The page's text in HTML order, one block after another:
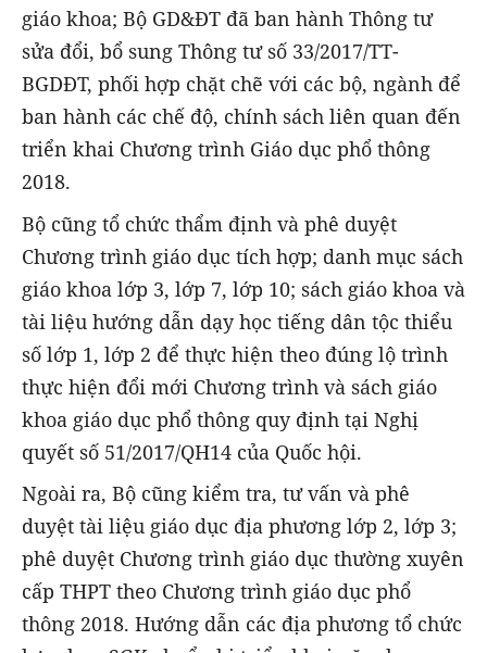
giáo khoa; Bộ GD&ĐT đã ban hành Thông tư
sửa đổi, bổ sung Thông tư số 33/2017/TT-
BGDĐT, phối hợp chặt chẽ với các bộ, ngành để
ban hành các chế độ, chính sách liên quan đến
triển khai Chương trình Giáo dục phổ thông
2018.
Bộ cũng tổ chức thẩm định và phê duyệt
Chương trình giáo dục tích hợp; danh mục sách
giáo khoa lớp 3, lớp 7, lớp 10; sách giáo khoa và
tài liệu hướng dẫn dạy học tiếng dân tộc thiểu
số lớp 1, lớp 2 để thực hiện theo đúng lộ trình
thực hiện đổi mới Chương trình và sách giáo
khoa giáo dục phổ thông quy định tại Nghị
quyết số 51/2017/QH14 của Quốc hội.
Ngoài ra, Bộ cũng kiểm tra, tư vấn và phê
duyệt tài liệu giáo dục địa phương lớp 2, lớp 3;
phê duyệt Chương trình giáo dục thường xuyên
cấp THPT theo Chương trình giáo dục phổ
thông 2018. Hướng dẫn các địa phương tổ chức